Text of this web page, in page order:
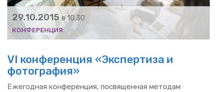
29.10.2015 в 10.30
КОН­ФЕ­РЕН­ЦИЯ
VI кон­фе­рен­ция «Экс­пер­ти­за и
фо­то­гра­фия»
Еже­год­ная кон­фе­рен­ция, по­свя­щен­ная ме­то­дам